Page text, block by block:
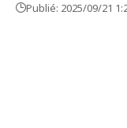
Publié: 2025/09/21